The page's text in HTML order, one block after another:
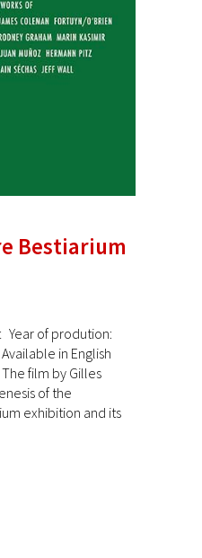
Bestiarium
Year of prodution:
in English
film by Gilles
of the
exhibition and its